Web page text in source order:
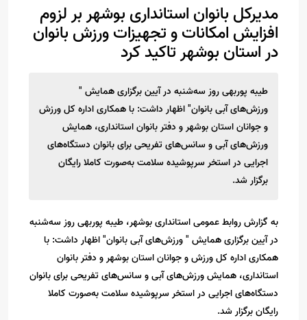
مدیرکل بانوان استانداری بوشهر بر لزوم
افزایش امکانات و تجهیزات ورزش بانوان
در استان بوشهر تاکید کرد
طیبه پوربهی روز سه‌شنبه در آیین برگزاری همایش "
ورزش‌های آبی بانوان" اظهار داشت: با همکاری اداره کل ورزش
و جوانان استان بوشهر و دفتر بانوان استانداری، همایش
ورزش‌های آبی و سانس‌های تفریحی برای بانوان دستگاه‌های
اجرایی در استخر سرپوشیده سلامت به‌صورت کاملا رایگان
برگزار شد.
به گزارش روابط عمومی استانداری بوشهر، طیبه پوربهی روز سه‌شنبه
در آیین برگزاری همایش " ورزش‌های آبی بانوان" اظهار داشت: با
همکاری اداره کل ورزش و جوانان استان بوشهر و دفتر بانوان
استانداری، همایش ورزش‌های آبی و سانس‌های تفریحی برای بانوان
دستگاه‌های اجرایی در استخر سرپوشیده سلامت به‌صورت کاملا
رایگان برگزار شد.